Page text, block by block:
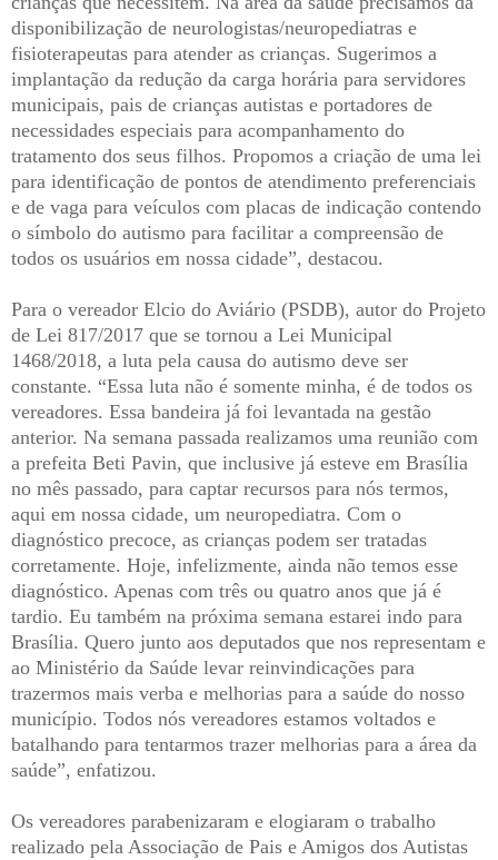
disponibilização de neurologistas/neuropediatras e
fisioterapeutas para atender as crianças. Sugerimos a
implantação da redução da carga horária para servidores
municipais, pais de crianças autistas e portadores de
necessidades especiais para acompanhamento do
tratamento dos seus filhos. Propomos a criação de uma lei
para identificação de pontos de atendimento preferenciais
e de vaga para veículos com placas de indicação contendo
o símbolo do autismo para facilitar a compreensão de
todos os usuários em nossa cidade”, destacou.
Para o vereador Elcio do Aviário (PSDB), autor do Projeto
de Lei 817/2017 que se tornou a Lei Municipal
1468/2018, a luta pela causa do autismo deve ser
constante. “Essa luta não é somente minha, é de todos os
vereadores. Essa bandeira já foi levantada na gestão
anterior. Na semana passada realizamos uma reunião com
a prefeita Beti Pavin, que inclusive já esteve em Brasília
no mês passado, para captar recursos para nós termos,
aqui em nossa cidade, um neuropediatra. Com o
diagnóstico precoce, as crianças podem ser tratadas
corretamente. Hoje, infelizmente, ainda não temos esse
diagnóstico. Apenas com três ou quatro anos que já é
tardio. Eu também na próxima semana estarei indo para
Brasília. Quero junto aos deputados que nos representam e
ao Ministério da Saúde levar reinvindicações para
trazermos mais verba e melhorias para a saúde do nosso
município. Todos nós vereadores estamos voltados e
batalhando para tentarmos trazer melhorias para a área da
saúde”, enfatizou.
Os vereadores parabenizaram e elogiaram o trabalho
realizado pela Associação de Pais e Amigos dos Autistas